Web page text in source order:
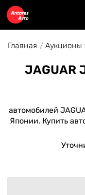
Главная Аукционы
JAGUAR
автомобилей
Японии. Купить